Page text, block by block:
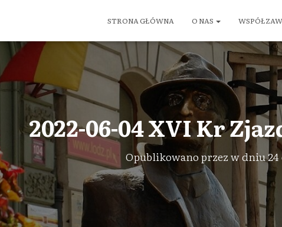
STRONA GŁÓWNA O NAS
2022-06-04 XVI Kr
Opublikowano przezw dniu